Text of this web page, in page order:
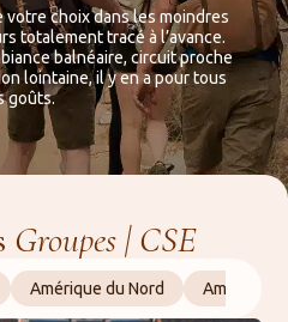
choix dans les moindres
totalement tracé à l’avance.
balnéaire, circuit proche
lointaine,il y en a pour tous
goûts.
Groupes | CSE
Amérique du Nord Amérique